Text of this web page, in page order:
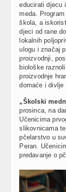
educirati djecu
meda.
škola, a
djeci od rane
lokalnih
ulogu i značaj
proizvodnji,
biološke
proizvodnje
domaće i divlje
„Školski
prosinca, na
Učenicima
slikovnicama
pčelarstvo u
Peran.
predavanje o